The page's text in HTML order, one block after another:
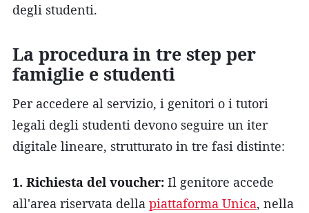
degli studenti.
La procedura in tre step per
famiglie e studenti
Per accedere al servizio, i genitori o i tutori
legali degli studenti devono seguire un iter
digitale lineare, strutturato in tre fasi distinte:
1. Richiesta del voucher: Il genitore accede
all'area riservata della piattaforma Unica, nella